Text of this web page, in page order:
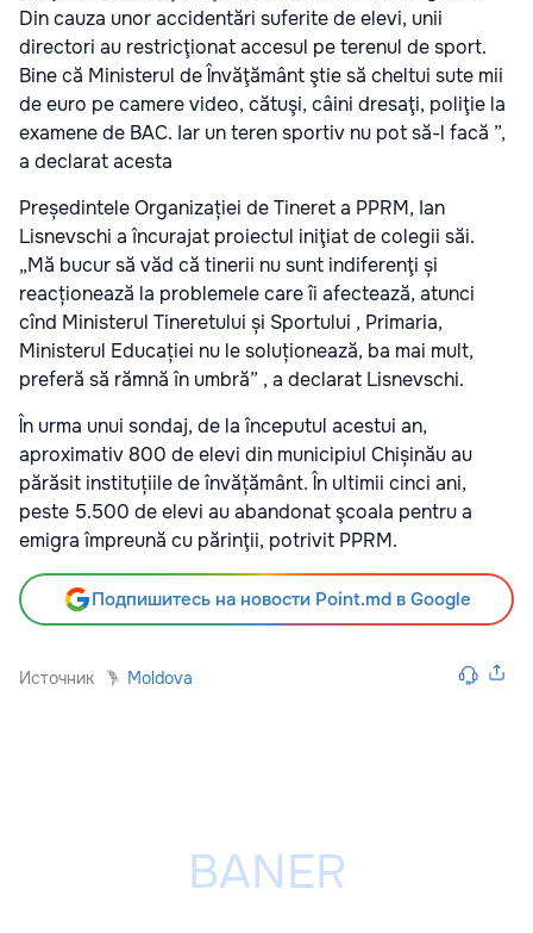
Din cauza unor accidentări suferite de elevi, unii
directori au restricţionat accesul pe terenul de sport.
Bine că Ministerul de Învăţământ ştie să cheltui sute mii
de euro pe camere video, cătuşi, câini dresaţi, poliţie la
examene de BAC. Iar un teren sportiv nu pot să-l facă ”,
a declarat acesta
Președintele Organizației de Tineret a PPRM, Ian
Lisnevschi a încurajat proiectul iniţiat de colegii săi.
„Mă bucur să văd că tinerii nu sunt indiferenţi și
reacționează la problemele care îi afectează, atunci
cînd Ministerul Tineretului și Sportului , Primaria,
Ministerul Educației nu le soluționează, ba mai mult,
preferă să rămnă în umbră” , a declarat Lisnevschi.
În urma unui sondaj, de la începutul acestui an,
aproximativ 800 de elevi din municipiul Chișinău au
părăsit instituțiile de învățământ. În ultimii cinci ani,
peste 5.500 de elevi au abandonat şcoala pentru a
emigra împreună cu părinţii, potrivit PPRM.
Подпишитесь на новости Point.md в Google
Источник Moldova